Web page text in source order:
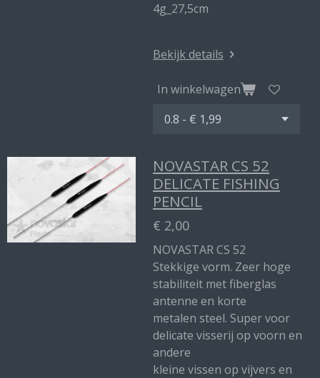
4g_27,5cm
Bekijk details
In winkelwagen
NOVASTAR CS 52
DELICATE FISHING
PENCIL
€ 2,00
NOVASTAR CS 52
Stekkige vorm. Zeer hoge
stabiliteit met fiberglas
antenne en korte
metalen steel. Super voor
delicate visserij op voorn en
andere
kleine vissen op vijvers en